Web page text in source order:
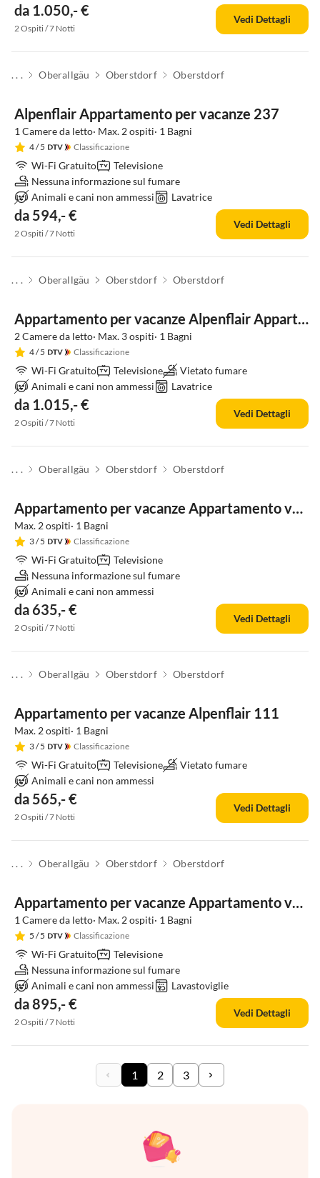
da 1.050,- €
2 Ospiti / 7 Notti
Vedi Dettagli
. . . Oberallgäu Oberstdorf Oberstdorf
Alpenflair Appartamento per vacanze 237
1 Camere da letto· Max. 2 ospiti· 1 Bagni
4/ 5 Classificazione
Wi-Fi Gratuito
Televisione
Nessuna informazione sul fumare
Animali e cani non ammessi
Lavatrice
da 594,- €
2 Ospiti / 7 Notti
Vedi Dettagli
. . . Oberallgäu Oberstdorf Oberstdorf
Appartamento per vacanze Alpenflair Appartamento per Vacanze 317
2 Camere da letto· Max. 3 ospiti· 1 Bagni
4/ 5 Classificazione
Wi-Fi Gratuito Televisione
Vietato fumare
Animali e cani non ammessi
Lavatrice
da 1.015,- €
2 Ospiti / 7 Notti
Vedi Dettagli
. . . Oberallgäu Oberstdorf Oberstdorf
Appartamento per vacanze Appartamento vacanze Alpenflair 113
Max. 2 ospiti· 1 Bagni
3/ 5 Classificazione
Wi-Fi Gratuito
Televisione
Nessuna informazione sul fumare
Animali e cani non ammessi
da 635,- €
2 Ospiti / 7 Notti
Vedi Dettagli
. . . Oberallgäu Oberstdorf Oberstdorf
Appartamento per vacanze Alpenflair 111
Max. 2 ospiti· 1 Bagni
3/ 5 Classificazione
Wi-Fi Gratuito Televisione
Vietato fumare
Animali e cani non ammessi
da 565,- €
2 Ospiti / 7 Notti
Vedi Dettagli
. . . Oberallgäu Oberstdorf Oberstdorf
Appartamento per vacanze Appartamento vacanze Alpenflair 241
1 Camere da letto· Max. 2 ospiti· 1 Bagni
5 / 5 Classificazione
Wi-Fi Gratuito
Televisione
Nessuna informazione sul fumare
Animali e cani non ammessi
Lavastoviglie
da 895,- €
2 Ospiti / 7 Notti
Vedi Dettagli
1 2 3